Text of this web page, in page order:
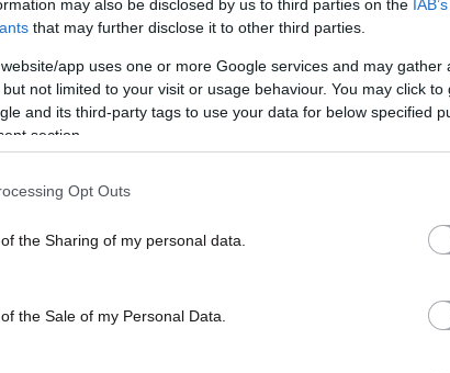
may also be disclosed by us to third parties on the
that may further disclose it to other third parties.
app uses one or more Google services and may gather
not limited to your visit or usage behaviour. You may click to
and its third-party tags to use your data for below specified
section.
Opt Outs
the Sharing of my personal data.
the Sale of my Personal Data.